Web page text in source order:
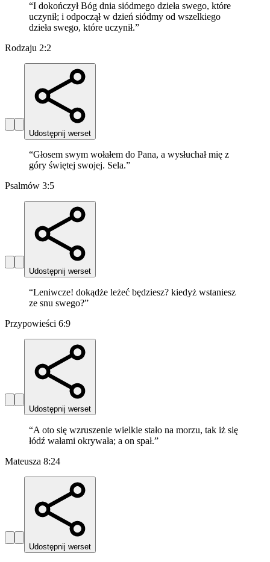
“I dokończył Bóg dnia siódmego dzieła swego, które
uczynił; i odpoczął w dzień siódmy od wszelkiego
dzieła swego, które uczynił.”
Rodzaju 2:2
Udostępnij werset
“Głosem swym wołałem do Pana, a wysłuchał mię z
góry świętej swojej. Sela.”
Psalmów 3:5
Udostępnij werset
“Leniwcze! dokądże leżeć będziesz? kiedyż wstaniesz
ze snu swego?”
Przypowieści 6:9
Udostępnij werset
“A oto się wzruszenie wielkie stało na morzu, tak iż się
łódź wałami okrywała; a on spał.”
Mateusza 8:24
Udostępnij werset